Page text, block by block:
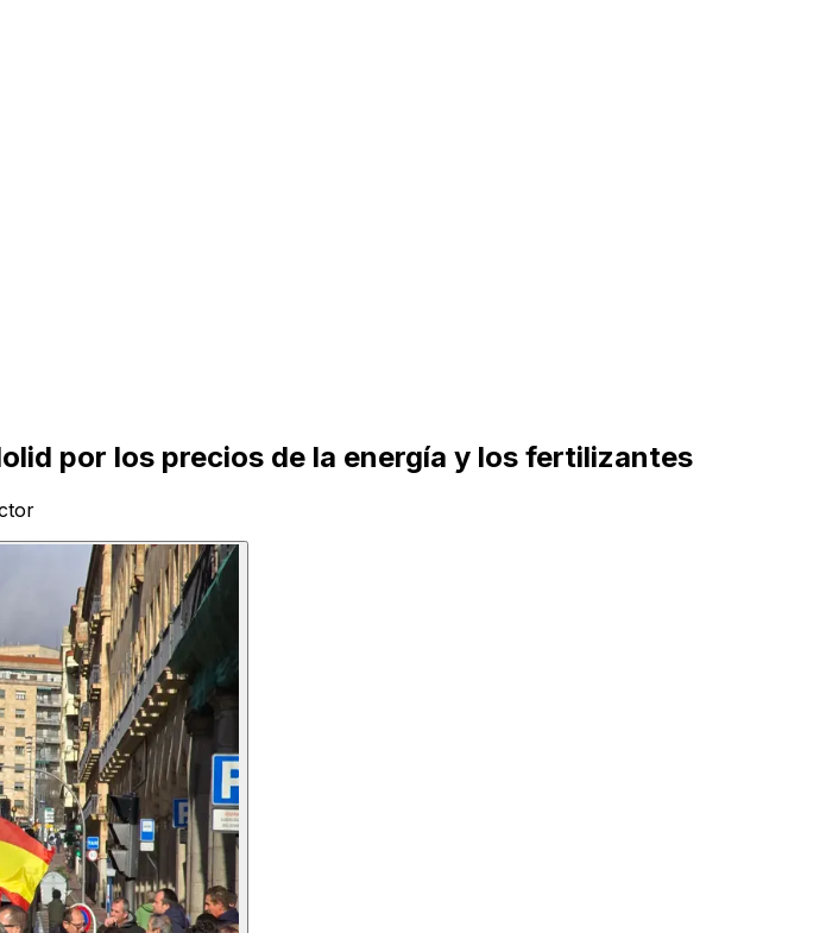
por los precios de la energía y los fertilizantes